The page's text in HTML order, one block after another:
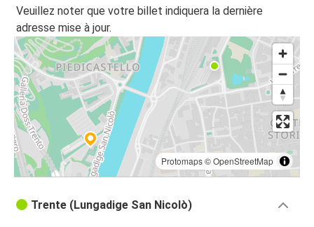
Veuillez noter que votre billet indiquera la dernière
adresse mise à jour.
Protomaps©OpenStreetMap
Trente (Lungadige San Nicolò)